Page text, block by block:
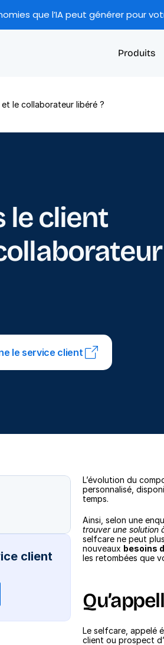
que l’IA peut générer pour
Produits
le collaborateur libéré ?
le client
le service client
client
L’évolution du
personnalisé,
temps.
Ainsi, selon une
trouver une solution
selfcare ne peut
nouveaux besoins
les retombées que
Le selfcare, appelé
client ou prospect